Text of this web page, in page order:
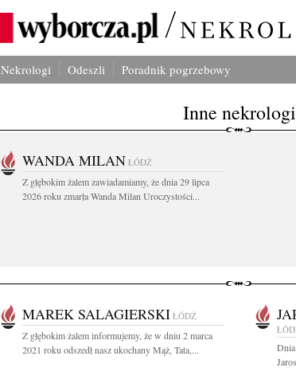
Nekrologi Odeszli Poradnik pogrzebowy
Inne nekrologi
WANDA MILAN ŁÓDŹ
Z głębokim żalem zawiadamiamy, że dnia 29 lipca
2026 roku zmarła Wanda Milan Uroczystości...
MAREK SALAGIERSKI ŁÓDŹ
Z głębokim żalem informujemy, że w dniu 2 marca
2021 roku odszedł nasz ukochany Mąż, Tata,...